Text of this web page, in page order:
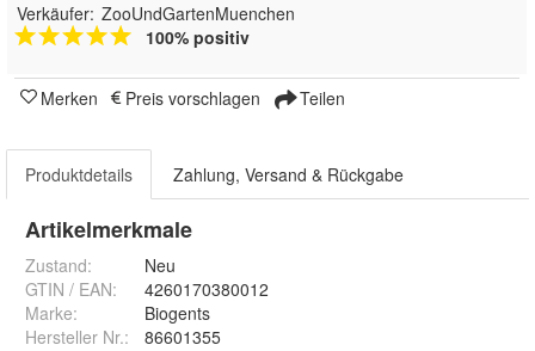
Verkäufer: ZooUndGartenMuenchen
100% positiv
Merken Preis vorschlagen Teilen
Produktdetails Zahlung, Versand & Rückgabe
Artikelmerkmale
Zustand:
Neu
GTIN / EAN:
4260170380012
Marke:
Biogents
Hersteller Nr.:
86601355